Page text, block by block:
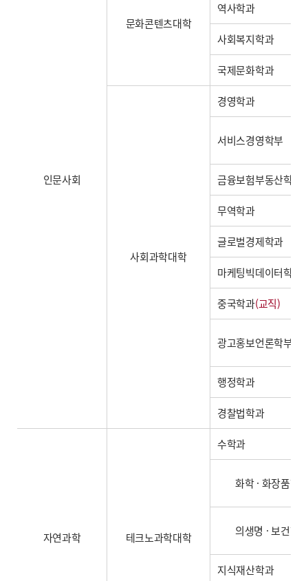
인문사회
문화콘텐츠대학
역사학과
사회복지학과
국제문화학과
사회과학대학
경영학과
서비스경영학부
금융보험부동산학과
무역학과
글로벌경제학과
마케팅빅데이터학과
중국학과(교직)
광고홍보언론학부
행정학과
경찰법학과
자연과학 테크노과학대학
수학과
화학 · 화장품학부
의생명 · 보건학부
지식재산학과